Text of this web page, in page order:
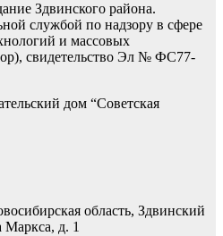
Здвинского района.
службой по надзору в сфере
и массовых
свидетельство Эл № ФС77-
дом “Советская
область, Здвинский
Маркса, д. 1